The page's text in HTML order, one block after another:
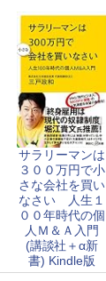
サラリーマンは
３００万円で小
さな会社を買い
なさい 人生１
００年時代の個
人Ｍ＆Ａ入門
(講談社＋α新
書) Kindle版